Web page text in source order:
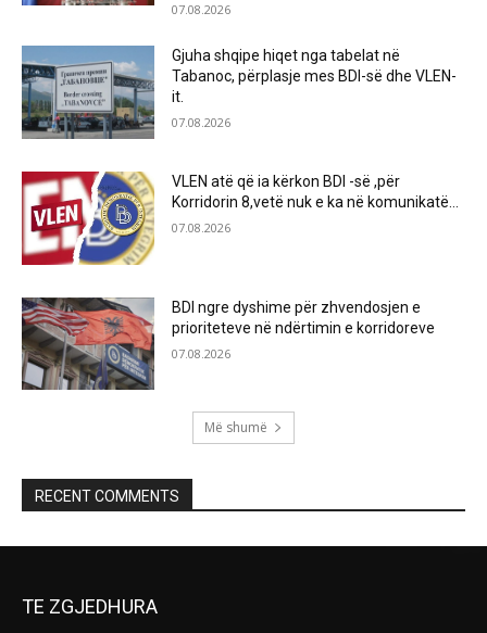
07.08.2026
Gjuha shqipe hiqet nga tabelat në
Tabanoc, përplasje mes BDI-së dhe VLEN-
it.
07.08.2026
VLEN atë që ia kërkon BDI -së ,për
Korridorin 8,vetë nuk e ka në komunikatë…
07.08.2026
BDI ngre dyshime për zhvendosjen e
prioriteteve në ndërtimin e korridoreve
07.08.2026
Më shumë
RECENT COMMENTS
TE ZGJEDHURA